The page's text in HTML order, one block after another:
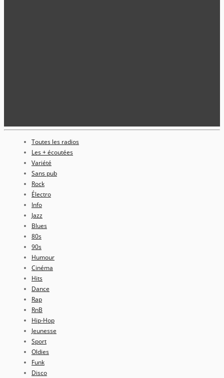
Toutes les radios
Les + écoutées
Variété
Sans pub
Rock
Électro
Info
Jazz
Blues
80s
90s
Humour
Cinéma
Hits
Dance
Rap
RnB
Hip-Hop
Jeunesse
Sport
Oldies
Funk
Disco